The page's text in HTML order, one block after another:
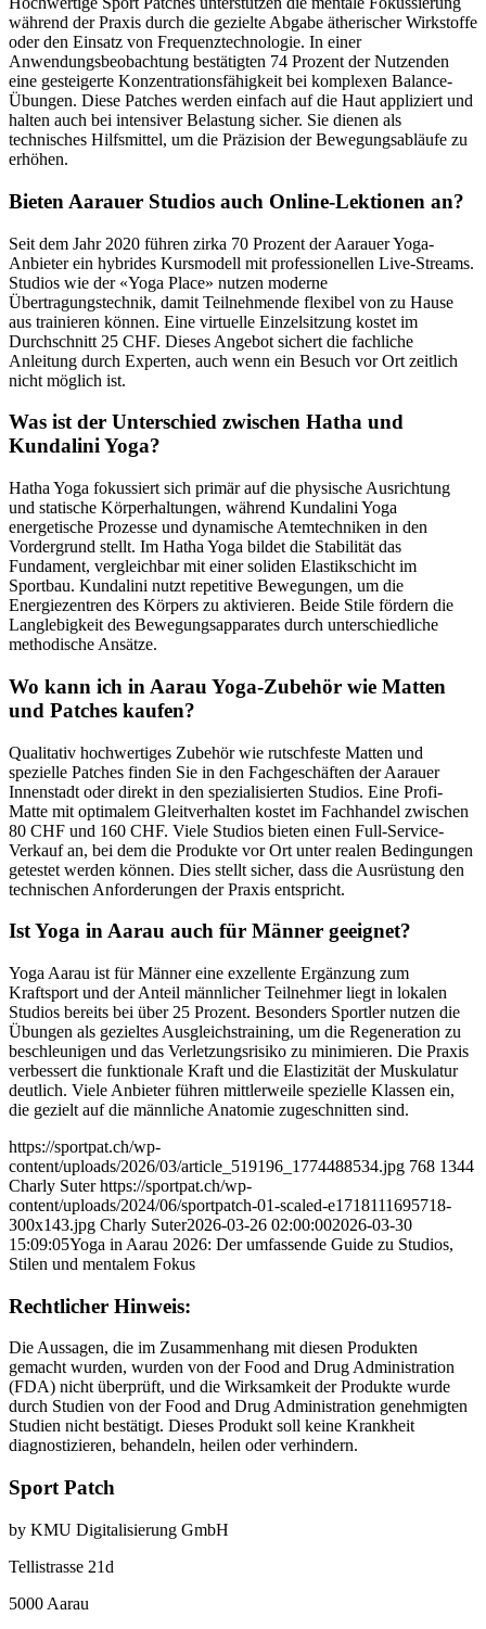
während der Praxis durch die gezielte Abgabe ätherischer Wirkstoffe
oder den Einsatz von Frequenztechnologie. In einer
Anwendungsbeobachtung bestätigten 74 Prozent der Nutzenden
eine gesteigerte Konzentrationsfähigkeit bei komplexen Balance-
Übungen. Diese Patches werden einfach auf die Haut appliziert und
halten auch bei intensiver Belastung sicher. Sie dienen als
technisches Hilfsmittel, um die Präzision der Bewegungsabläufe zu
erhöhen.
Bieten Aarauer Studios auch Online-Lektionen an?
Seit dem Jahr 2020 führen zirka 70 Prozent der Aarauer Yoga-
Anbieter ein hybrides Kursmodell mit professionellen Live-Streams.
Studios wie der «Yoga Place» nutzen moderne
Übertragungstechnik, damit Teilnehmende flexibel von zu Hause
aus trainieren können. Eine virtuelle Einzelsitzung kostet im
Durchschnitt 25 CHF. Dieses Angebot sichert die fachliche
Anleitung durch Experten, auch wenn ein Besuch vor Ort zeitlich
nicht möglich ist.
Was ist der Unterschied zwischen Hatha und
Kundalini Yoga?
Hatha Yoga fokussiert sich primär auf die physische Ausrichtung
und statische Körperhaltungen, während Kundalini Yoga
energetische Prozesse und dynamische Atemtechniken in den
Vordergrund stellt. Im Hatha Yoga bildet die Stabilität das
Fundament, vergleichbar mit einer soliden Elastikschicht im
Sportbau. Kundalini nutzt repetitive Bewegungen, um die
Energiezentren des Körpers zu aktivieren. Beide Stile fördern die
Langlebigkeit des Bewegungsapparates durch unterschiedliche
methodische Ansätze.
Wo kann ich in Aarau Yoga-Zubehör wie Matten
und Patches kaufen?
Qualitativ hochwertiges Zubehör wie rutschfeste Matten und
spezielle Patches finden Sie in den Fachgeschäften der Aarauer
Innenstadt oder direkt in den spezialisierten Studios. Eine Profi-
Matte mit optimalem Gleitverhalten kostet im Fachhandel zwischen
80 CHF und 160 CHF. Viele Studios bieten einen Full-Service-
Verkauf an, bei dem die Produkte vor Ort unter realen Bedingungen
getestet werden können. Dies stellt sicher, dass die Ausrüstung den
technischen Anforderungen der Praxis entspricht.
Ist Yoga in Aarau auch für Männer geeignet?
Yoga Aarau ist für Männer eine exzellente Ergänzung zum
Kraftsport und der Anteil männlicher Teilnehmer liegt in lokalen
Studios bereits bei über 25 Prozent. Besonders Sportler nutzen die
Übungen als gezieltes Ausgleichstraining, um die Regeneration zu
beschleunigen und das Verletzungsrisiko zu minimieren. Die Praxis
verbessert die funktionale Kraft und die Elastizität der Muskulatur
deutlich. Viele Anbieter führen mittlerweile spezielle Klassen ein,
die gezielt auf die männliche Anatomie zugeschnitten sind.
https://sportpat.ch/wp-
content/uploads/2026/03/article_519196_1774488534.jpg 768 1344
Charly Suter https://sportpat.ch/wp-
content/uploads/2024/06/sportpatch-01-scaled-e1718111695718-
300x143.jpg Charly Suter2026-03-26 02:00:002026-03-30
15:09:05Yoga in Aarau 2026: Der umfassende Guide zu Studios,
Stilen und mentalem Fokus
Rechtlicher Hinweis:
Die Aussagen, die im Zusammenhang mit diesen Produkten
gemacht wurden, wurden von der Food and Drug Administration
(FDA) nicht überprüft, und die Wirksamkeit der Produkte wurde
durch Studien von der Food and Drug Administration genehmigten
Studien nicht bestätigt. Dieses Produkt soll keine Krankheit
diagnostizieren, behandeln, heilen oder verhindern.
Sport Patch
by KMU Digitalisierung GmbH
Tellistrasse 21d
5000 Aarau